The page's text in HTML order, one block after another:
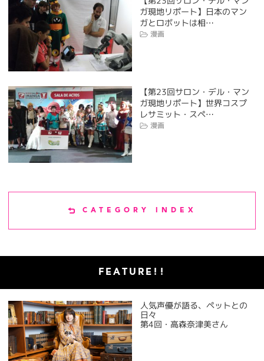
ガ現地リポート】日本のマン
ガとロボットは相…
漫画
【第23回サロン・デル・マン
ガ現地リポート】世界コスプ
レサミット・スペ…
漫画
CATEGORY INDEX
FEATURE!!
人気声優が語る、ペットとの
日々
第4回・高森奈津美さん